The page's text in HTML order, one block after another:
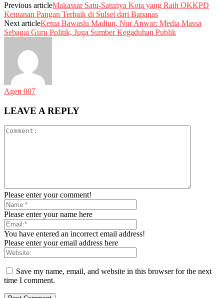
Previous articleMakassar Satu-Satunya Kota yang Raih OKKPD
Kemanan Pangan Terbaik di Sulsel dari Bapanas
Next articleKetua Bawaslu Madiun, Nur Anwar: Media Massa
Sebagai Guru Politik, Juga Sumber Kegaduhan Publik
Agen 007
LEAVE A REPLY
Please enter your comment!
Please enter your name here
You have entered an incorrect email address!
Please enter your email address here
Save my name, email, and website in this browser for the next
time I comment.